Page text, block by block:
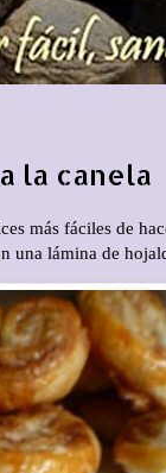
la canela
más fáciles de
una lámina de